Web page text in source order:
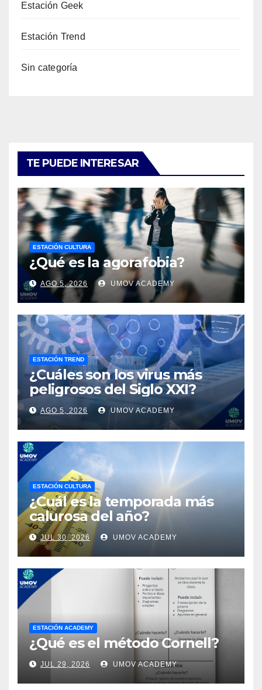
Estación Geek
Estación Trend
Sin categoría
TE PUEDE INTERESAR
ESTACIÓN CULTURA
¿Qué es la agorafobia?
AGO 5, 2026 UMOV ACADEMY
ESTACIÓN TREND
¿Cuáles son los virus más
peligrosos del Siglo XXI?
AGO 5, 2026 UMOV ACADEMY
ESTACIÓN CULTURA
¿Cuál es la temporada más
calurosa del año?
JUL 30, 2026 UMOV ACADEMY
ESTACIÓN ACADEMY
¿Qué es el método Cornell?
JUL 29, 2026 UMOV ACADEMY